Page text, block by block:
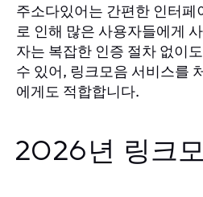
주소다있어는 간편한 인터페
로 인해 많은 사용자들에게
자는 복잡한 인증 절차 없이
수 있어, 링크모음 서비스를
에게도 적합합니다.
2026년 링크